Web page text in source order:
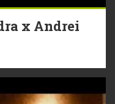
x Andrei